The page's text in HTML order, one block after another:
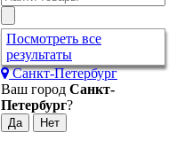
Посмотреть все
результаты
Санкт-Петербург
Ваш город Санкт-
Петербург?